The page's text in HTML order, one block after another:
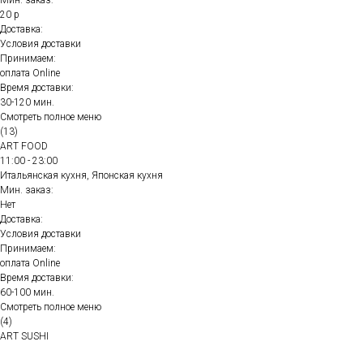
20 р
Доставка:
Условия доставки
Принимаем:
оплата Online
Время доставки:
30-120 мин.
Смотреть полное меню
(13)
ART FOOD
11:00 - 23:00
Итальянская кухня, Японская кухня
Мин. заказ:
Нет
Доставка:
Условия доставки
Принимаем:
оплата Online
Время доставки:
60-100 мин.
Смотреть полное меню
(4)
ART SUSHI